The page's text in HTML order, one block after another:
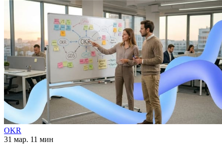
OKR
31 мар. 11 мин